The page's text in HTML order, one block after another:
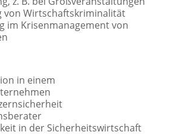
von Wirtschaftskriminalität
im Krisenmanagement von
in einem
in der Sicherheitswirtschaft